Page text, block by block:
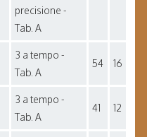
precisione -
Tab. A
3 a tempo -
Tab. A
54 16
3 a tempo -
Tab. A
41 12